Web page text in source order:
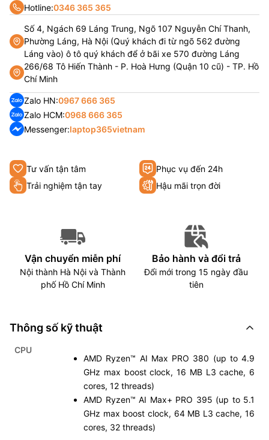
Tư vấn tận tâm
Phục vụ đến 24h
Trải nghiệm tận tay
Hậu mãi trọn đời
Vận chuyển miễn phí
Nội thành Hà Nội và Thành
phố Hồ Chí Minh
Bảo hành và đổi trả
Đổi mới trong 15 ngày đầu
tiên
Thông số kỹ thuật
CPU
AMD Ryzen™ AI Max PRO 380 (up to 4.9
GHz max boost clock, 16 MB L3 cache, 6
cores, 12 threads)
AMD Ryzen™ AI Max+ PRO 395 (up to 5.1
GHz max boost clock, 64 MB L3 cache, 16
cores, 32 threads)
Hotline:0346 365 365
Số 4, Ngách 69 Láng Trung, Ngõ 107 Nguyễn Chí Thanh,
Phường Láng, Hà Nội (Quý khách đi từ ngõ 562 đường
Láng vào) ô tô quý khách để ở bãi xe 570 đường Láng
266/68 Tô Hiến Thành - P. Hoà Hưng (Quận 10 cũ) - TP. Hồ
Chí Minh
Zalo HN:0967 666 365
Zalo HCM:0968 666 365
Messenger:laptop365vietnam